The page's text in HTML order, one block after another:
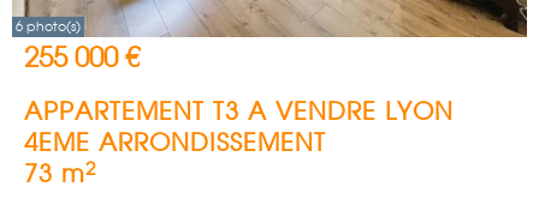
6 photo(s)
255 000 €
APPARTEMENT T3 A VENDRE LYON
4EME ARRONDISSEMENT
73 m2